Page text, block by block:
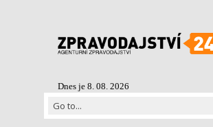
Dnes je 8. 08. 2026